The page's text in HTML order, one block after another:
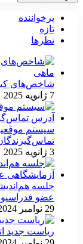
پرخواننده
تازه
نظرها
شاخص‌های
7 ژانویه 2025
سیستم
تماس‌گیرندگان
3 ژانویه 2025
جلسه
عضو
29 نوامبر 2024
ریاست جدید